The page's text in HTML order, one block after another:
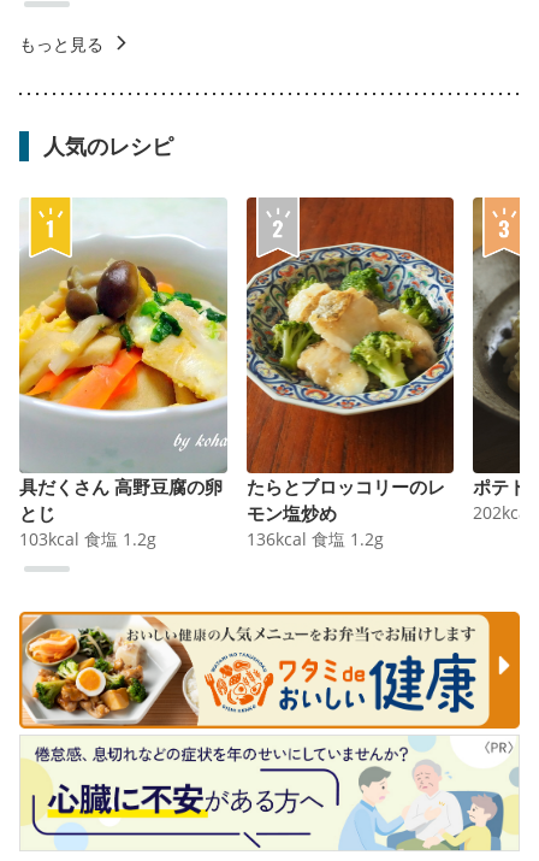
もっと見る
人気のレシピ
具だくさん 高野豆腐の卵
とじ
103kcal 食塩 1.2g
たらとブロッコリーのレ
モン塩炒め
136kcal 食塩 1.2g
ポテト
202kcal